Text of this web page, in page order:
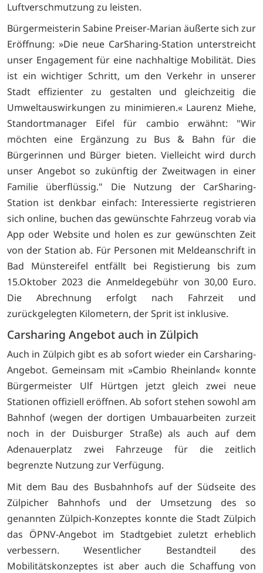
Luftverschmutzung zu leisten.
Bürgermeisterin Sabine Preiser-Marian äußerte sich zur
Eröffnung: »Die neue CarSharing-Station unterstreicht
unser Engagement für eine nachhaltige Mobilität. Dies
ist ein wichtiger Schritt, um den Verkehr in unserer
Stadt effizienter zu gestalten und gleichzeitig die
Umweltauswirkungen zu minimieren.« Laurenz Miehe,
Standortmanager Eifel für cambio erwähnt: "Wir
möchten eine Ergänzung zu Bus & Bahn für die
Bürgerinnen und Bürger bieten. Vielleicht wird durch
unser Angebot so zukünftig der Zweitwagen in einer
Familie überflüssig." Die Nutzung der CarSharing-
Station ist denkbar einfach: Interessierte registrieren
sich online, buchen das gewünschte Fahrzeug vorab via
App oder Website und holen es zur gewünschten Zeit
von der Station ab. Für Personen mit Meldeanschrift in
Bad Münstereifel entfällt bei Registierung bis zum
15.Oktober 2023 die Anmeldegebühr von 30,00 Euro.
Die Abrechnung erfolgt nach Fahrzeit und
zurückgelegten Kilometern, der Sprit ist inklusive.
Carsharing Angebot auch in Zülpich
Auch in Zülpich gibt es ab sofort wieder ein Carsharing-
Angebot. Gemeinsam mit »Cambio Rheinland« konnte
Bürgermeister Ulf Hürtgen jetzt gleich zwei neue
Stationen offiziell eröffnen. Ab sofort stehen sowohl am
Bahnhof (wegen der dortigen Umbauarbeiten zurzeit
noch in der Duisburger Straße) als auch auf dem
Adenauerplatz zwei Fahrzeuge für die zeitlich
begrenzte Nutzung zur Verfügung.
Mit dem Bau des Busbahnhofs auf der Südseite des
Zülpicher Bahnhofs und der Umsetzung des so
genannten Zülpich-Konzeptes konnte die Stadt Zülpich
das ÖPNV-Angebot im Stadtgebiet zuletzt erheblich
verbessern. Wesentlicher Bestandteil des
Mobilitätskonzeptes ist aber auch die Schaffung von